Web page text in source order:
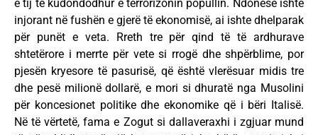
e tij të kudondodhur e terrorizonin popullin. Ndonëse ishte
injorant në fushën e gjerë të ekonomisë, ai ishte dhelparak
për punët e veta. Rreth tre për qind të të ardhurave
shtetërore i merrte për vete si rrogë dhe shpërblime, por
pjesën kryesore të pasurisë, që është vlerësuar midis tre
dhe pesë milionë dollarë, e mori si dhuratë nga Musolini
për koncesionet politike dhe ekonomike që i bëri Italisë.
Në të vërtetë, fama e Zogut si dallaveraxhi i zgjuar mund